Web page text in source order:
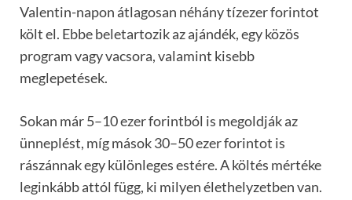
Valentin-napon átlagosan néhány tízezer forintot
költ el. Ebbe beletartozik az ajándék, egy közös
program vagy vacsora, valamint kisebb
meglepetések.
Sokan már 5–10 ezer forintból is megoldják az
ünneplést, míg mások 30–50 ezer forintot is
rászánnak egy különleges estére. A költés mértéke
leginkább attól függ, ki milyen élethelyzetben van.